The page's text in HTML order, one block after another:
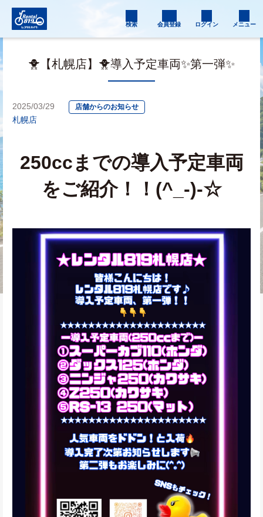
検索 会員登録 ログイン メニュー
🐥【札幌店】🐥導入予定車両✨第一弾✨
2025/03/29 店舗からのお知らせ
札幌店
250ccまでの導入予定車両
をご紹介！！(^_-)-☆